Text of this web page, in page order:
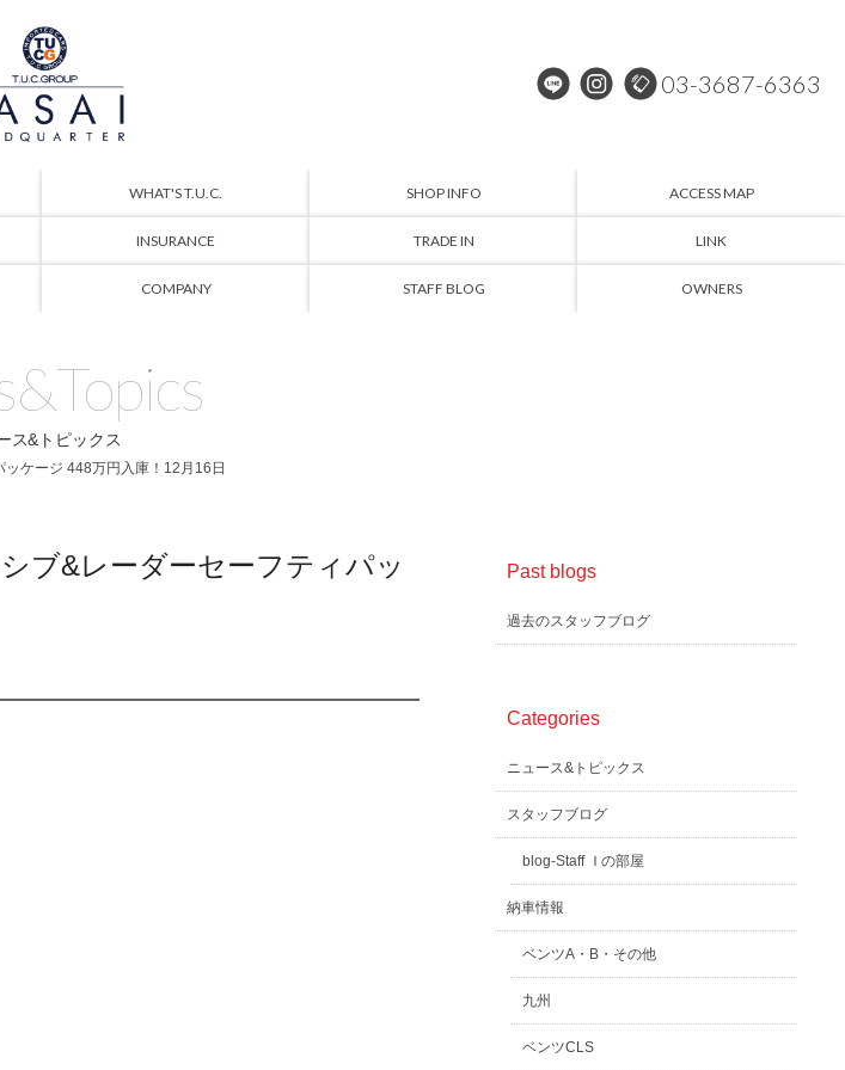
03-3687-6363
WHAT'S T.U.C. SHOP INFO ACCESS MAP
INSURANCE TRADE IN LINK
COMPANY STAFF BLOG OWNERS
ス&トピックス
ケージ 448万円入庫！12月16日
ブ&レーダーセーフティパッ
Past blogs
過去のスタッフブログ
Categories
ニュース&トピックス
スタッフブログ
blog-Staff Ｉの部屋
納車情報
ベンツA・B・その他
九州
ベンツCLS